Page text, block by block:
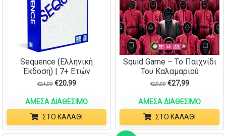
Sequence (Ελληνική
Έκδοση) | 7+ Ετών
€24,99 €20,99
ΆΜΕΣΑ ΔΙΑΘΈΣΙΜΟ
ΣΤΟ ΚΑΛΆΘΙ
Squid Game – Το Παιχνίδι
Του Καλαμαριού
€29,99 €27,99
ΆΜΕΣΑ ΔΙΑΘΈΣΙΜΟ
ΣΤΟ ΚΑΛΆΘΙ